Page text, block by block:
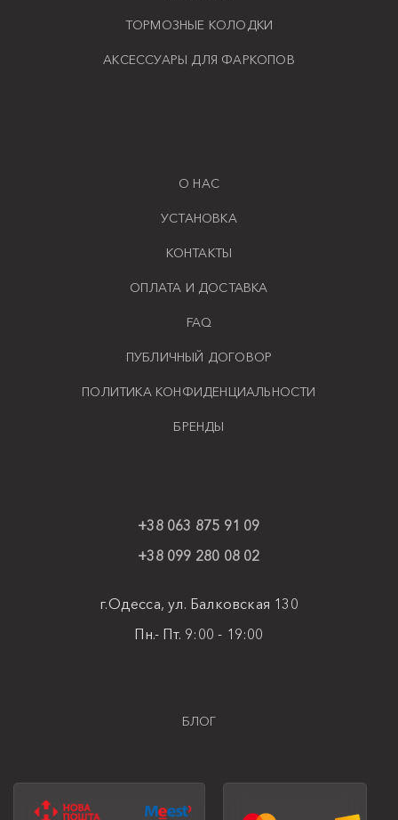
ТОРМОЗНЫЕ КОЛОДКИ
АКСЕССУАРЫ ДЛЯ ФАРКОПОВ
О НАС
УСТАНОВКА
КОНТАКТЫ
ОПЛАТА И ДОСТАВКА
FAQ
ПУБЛИЧНЫЙ ДОГОВОР
ПОЛИТИКА КОНФИДЕНЦИАЛЬНОСТИ
БРЕНДЫ
+38 063 875 91 09
+38 099 280 08 02
г.Одесса, ул. Балковская 130
Пн.- Пт. 9:00 - 19:00
БЛОГ